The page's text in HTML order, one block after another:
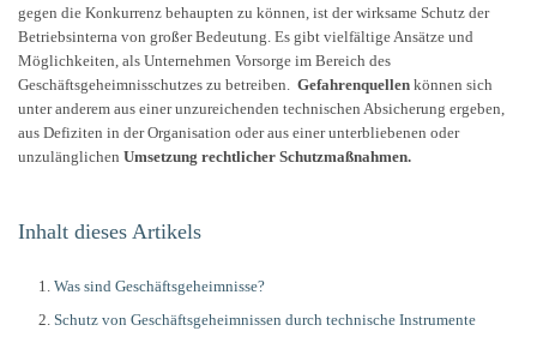
gegen die Konkurrenz behaupten zu können, ist der wirksame Schutz der
Betriebsinterna von großer Bedeutung. Es gibt vielfältige Ansätze und
Möglichkeiten, als Unternehmen Vorsorge im Bereich des
Geschäftsgeheimnisschutzes zu betreiben. Gefahrenquellen können sich
unter anderem aus einer unzureichenden technischen Absicherung ergeben,
aus Defiziten in der Organisation oder aus einer unterbliebenen oder
unzulänglichen Umsetzung rechtlicher Schutzmaßnahmen.
Inhalt dieses Artikels
Was sind Geschäftsgeheimnisse?
Schutz von Geschäftsgeheimnissen durch technische Instrumente